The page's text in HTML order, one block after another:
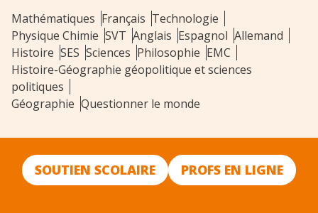
Mathématiques Français Technologie
Physique Chimie SVT Anglais Espagnol Allemand
Histoire SES Sciences Philosophie EMC
Histoire-Géographie géopolitique et sciences
politiques
Géographie Questionner le monde
SOUTIEN SCOLAIRE PROFS EN LIGNE